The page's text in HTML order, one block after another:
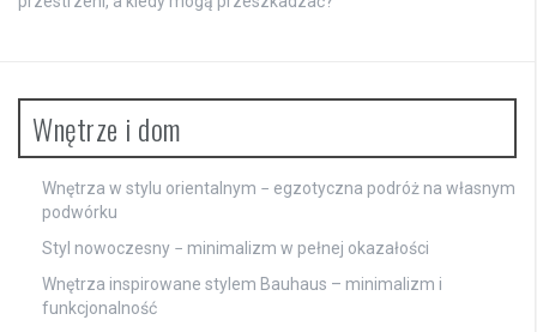
Wnętrze i dom
Wnętrza w stylu orientalnym − egzotyczna podróż na własnym
podwórku
Styl nowoczesny − minimalizm w pełnej okazałości
Wnętrza inspirowane stylem Bauhaus – minimalizm i
funkcjonalność